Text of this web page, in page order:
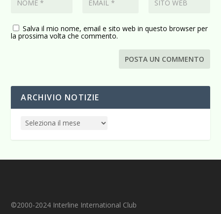
Salva il mio nome, email e sito web in questo browser per
la prossima volta che commento.
ARCHIVIO NOTIZIE
©2000-2024 Interline International Club